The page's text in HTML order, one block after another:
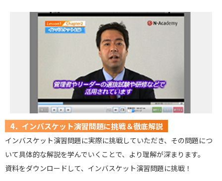
4．インバスケット演習問題に挑戦＆徹底解説
インバスケット演習問題に実際に挑戦していただき、その問題につ
いて具体的な解説を学んでいくことで、より理解が深まります。
資料をダウンロードして、インバスケット演習問題に挑戦！